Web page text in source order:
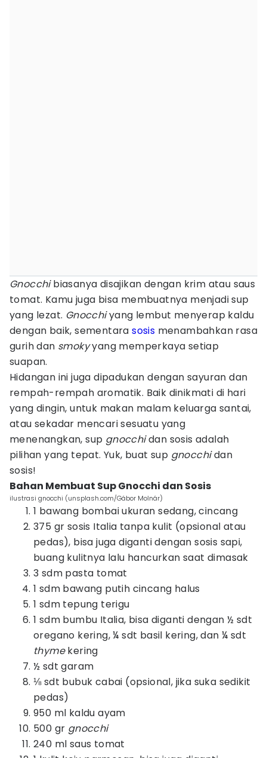
Gnocchibiasanya disajikan dengan krim atau saus
tomat. Kamu juga bisa membuatnya menjadi sup
yang lezat. Gnocchiyang lembut menyerap kaldu
dengan baik, sementarasosis menambahkan rasa
gurih dan smokyyang memperkaya setiap
suapan.
Hidangan ini juga dipadukan dengan sayuran dan
rempah-rempah aromatik. Baik dinikmati di hari
yang dingin, untuk makan malam keluarga santai,
atau sekadar mencari sesuatu yang
menenangkan, sup gnocchidan sosis adalah
pilihan yang tepat. Yuk, buat sup gnocchidan
sosis!
Bahan Membuat Sup Gnocchi dan Sosis
ilustrasi gnocchi (unsplash.com/Gábor Molnár)
1 bawang bombai ukuran sedang, cincang
375 gr sosis Italia tanpa kulit (opsional atau
pedas), bisa juga diganti dengan sosis sapi,
buang kulitnya lalu hancurkan saat dimasak
3 sdm pasta tomat
1 sdm bawang putih cincang halus
1 sdm tepung terigu
1 sdm bumbu Italia, bisa diganti dengan ½ sdt
oregano kering, ¼ sdt basil kering, dan ¼ sdt
thymekering
½ sdt garam
⅛ sdt bubuk cabai (opsional, jika suka sedikit
pedas)
950 ml kaldu ayam
500 gr gnocchi
240 ml saus tomat